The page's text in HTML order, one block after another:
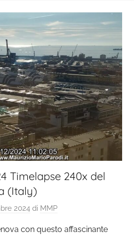
Timelapse 240x del
(Italy)
2024 di MMP
con questo affascinante